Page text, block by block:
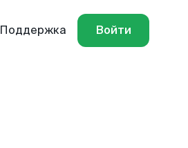
Поддержка Войти